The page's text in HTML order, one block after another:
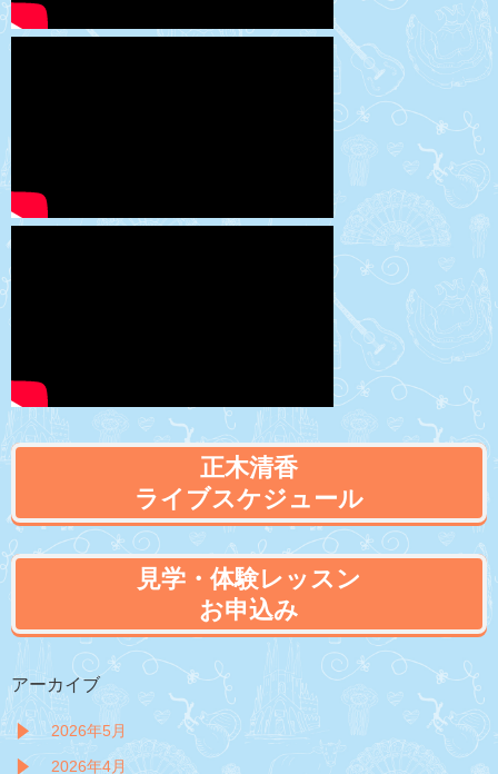
正木清香
ライブスケジュール
見学・体験レッスン
お申込み
アーカイブ
2026年5月
2026年4月